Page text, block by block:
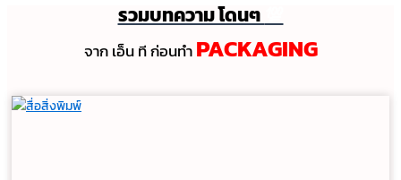
รวมบทความ โดนๆ
จาก เอ็น ที ก่อนทํา PACKAGING